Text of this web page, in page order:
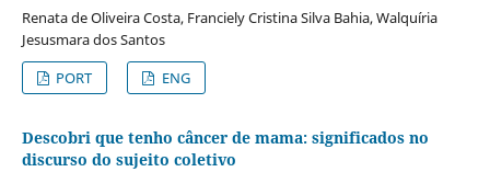
Renata de Oliveira Costa, Franciely Cristina Silva Bahia, Walquíria
Jesusmara dos Santos
PORT
ENG
Descobri que tenho câncer de mama: significados no
discurso do sujeito coletivo